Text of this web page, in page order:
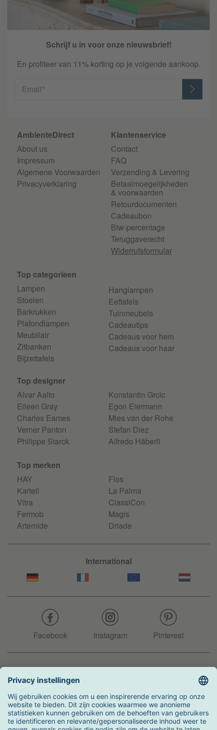
Schrijf u in voor onze nieuwsbrief!
En profiteer van 11% korting op je volgende aankoop.
Email*
AmbienteDirect
About us
Impressum
Algemene Voorwaarden
Privacyverklaring
Klantenservice
Contact
FAQ
Verzending & Levering
Betaalmoegelijkheden
& voorwaarden
Retourdocumenten
Cadeaubon
Btw-percentage
Teruggaverecht
Widerrufsformular
Top categorieen
Lampen
Stoelen
Barkrukken
Plafondlampen
Meubilair
Zitbanken
Bijzettafels
Hanglampen
Eettafels
Tuinmeubels
Cadeautips
Cadeaus voor hem
Cadeaus voor haar
Top designer
Alvar Aalto
Eileen Gray
Charles Eames
Verner Panton
Philippe Starck
Konstantin Grcic
Egon Eiermann
Mies van der Rohe
Stefan Diez
Alfredo Häberli
Top merken
HAY
Kartell
Vitra
Fermob
Artemide
Flos
La Palma
ClassiCon
Magis
Driade
International
Facebook Instagram Pinterest
+31 204 990 283